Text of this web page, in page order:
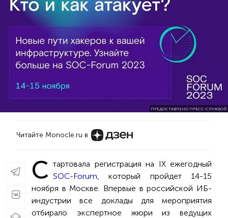
ПРЕДОСТАВЛЕНО ПРЕСС-СЛУЖБОЙ
Читайте Monocle.ru в
С тартовала регистрация на IX ежегодный
SOC-Forum , который пройдет 14-15
ноября в Москве. Впервые в российской ИБ-
индустрии все доклады для мероприятия
отбирало экспертное жюри из ведущих